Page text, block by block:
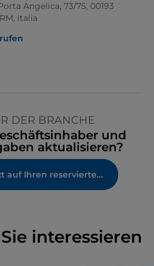
Angelica, 73/75, 00193
Italia
DER BRANCHE
und
aktualisieren?
Greifen Sie jetzt auf Ihren reservierten Bereich zu
interessieren